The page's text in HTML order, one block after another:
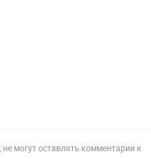
, не могут оставлять комментарии к